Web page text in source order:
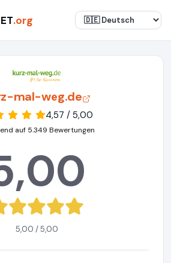
.org
mal-weg.de
4,57 / 5,00
auf 5.349 Bewertungen
5,00 / 5,00